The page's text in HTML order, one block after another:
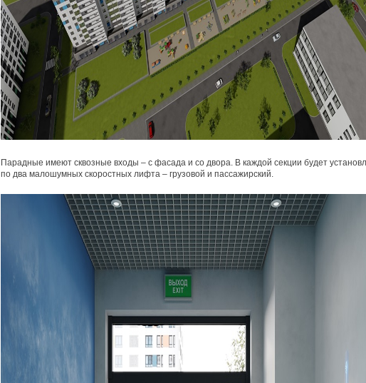
Парадные имеют сквозные входы – с фасада и со двора. В каждой секции будет
по два малошумных скоростных лифта – грузовой и пассажирский.